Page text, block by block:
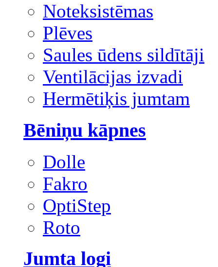
Noteksistēmas
Plēves
Saules ūdens sildītāji
Ventilācijas izvadi
Hermētiķis jumtam
Bēniņu kāpnes
Dolle
Fakro
OptiStep
Roto
Jumta logi